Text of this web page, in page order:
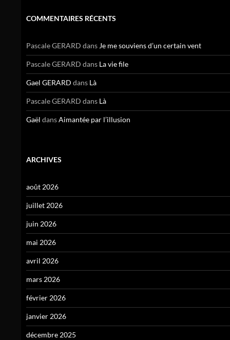
COMMENTAIRES RÉCENTS
Pascale GERARD dans Je me souviens d’un certain vent
Pascale GERARD dans La vie file
Gael GERARD dans Là
Pascale GERARD dans Là
Gaël dansAimantée par l’illusion
ARCHIVES
août 2026
juillet 2026
juin 2026
mai 2026
avril 2026
mars 2026
février 2026
janvier 2026
décembre 2025